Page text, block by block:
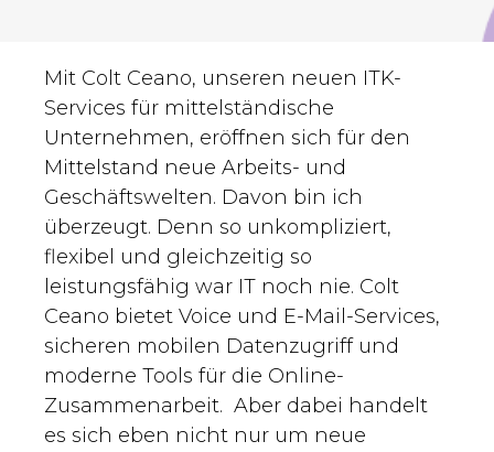
Mit Colt Ceano, unseren neuen ITK-
Services für mittelständische
Unternehmen, eröffnen sich für den
Mittelstand neue Arbeits- und
Geschäftswelten. Davon bin ich
überzeugt. Denn so unkompliziert,
flexibel und gleichzeitig so
leistungsfähig war IT noch nie. Colt
Ceano bietet Voice und E-Mail-Services,
sicheren mobilen Datenzugriff und
moderne Tools für die Online-
Zusammenarbeit. Aber dabei handelt
es sich eben nicht nur um neue